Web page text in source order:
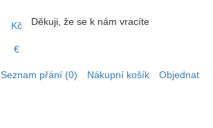
Kč
€
Děkuji, že se k nám vracíte
Seznam přání (0) Nákupní košík Objednat